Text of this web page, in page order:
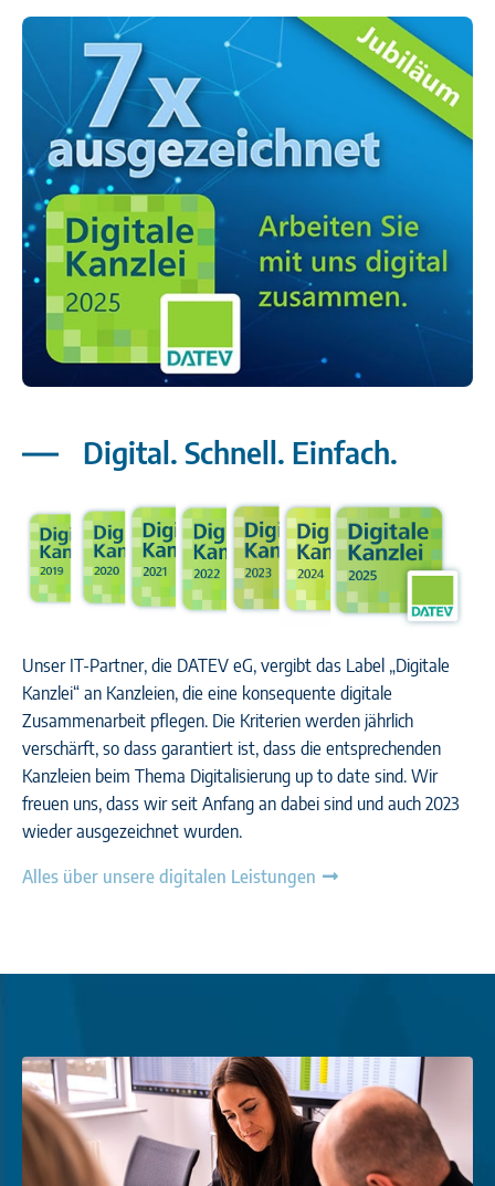
Digital. Schnell. Einfach.
Unser IT-Partner, die DATEV eG, vergibt das Label „Digitale
Kanzlei“ an Kanzleien, die eine konsequente digitale
Zusammenarbeit pflegen. Die Kriterien werden jährlich
verschärft, so dass garantiert ist, dass die entsprechenden
Kanzleien beim Thema Digitalisierung up to date sind. Wir
freuen uns, dass wir seit Anfang an dabei sind und auch 2023
wieder ausgezeichnet wurden.
Alles über unsere digitalen Leistungen